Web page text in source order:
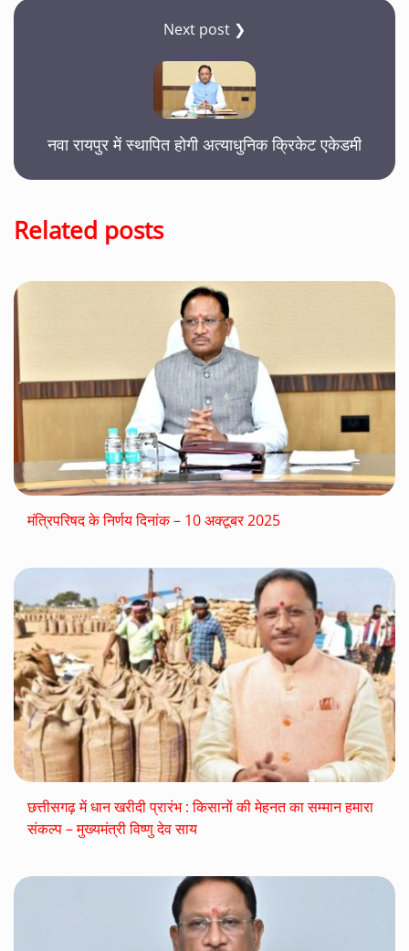
Next post ❯
नवा रायपुर में स्थापित होगी अत्याधुनिक क्रिकेट एकेडमी
Related posts
मंत्रिपरिषद के निर्णय दिनांक – 10 अक्टूबर 2025
छत्तीसगढ़ में धान खरीदी प्रारंभ : किसानों की मेहनत का सम्मान हमारा
संकल्प – मुख्यमंत्री विष्णु देव साय